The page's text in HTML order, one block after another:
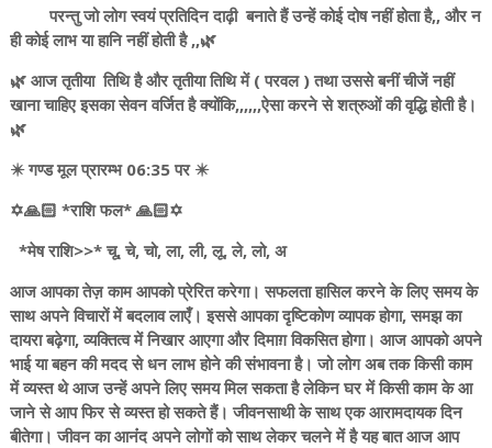
परन्तु जो लोग स्वयं प्रतिदिन दाढ़ी बनाते हैं उन्हें कोई दोष नहीं होता है,, और न
ही कोई लाभ या हानि नहीं होती है ,,🌿
🌿 आज तृतीया तिथि है और तृतीया तिथि में ( परवल ) तथा उससे बनीं चीजें नहीं
खाना चाहिए इसका सेवन वर्जित है क्योंकि,,,,,,ऐसा करने से शत्रुओं की वृद्धि होती है।
🌿
✴️ गण्ड मूल प्रारम्भ 06:35 पर ✴️
✡️🙏🏻 *राशि फल* 🙏🏻✡️
*मेष राशि>>* चू, चे, चो, ला, ली, लू, ले, लो, अ
आज आपका तेज़ काम आपको प्रेरित करेगा। सफलता हासिल करने के लिए समय के
साथ अपने विचारों में बदलाव लाएँ। इससे आपका दृष्टिकोण व्यापक होगा, समझ का
दायरा बढ़ेगा, व्यक्तित्व में निखार आएगा और दिमाग़ विकसित होगा। आज आपको अपने
भाई या बहन की मदद से धन लाभ होने की संभावना है। जो लोग अब तक किसी काम
में व्यस्त थे आज उन्हें अपने लिए समय मिल सकता है लेकिन घर में किसी काम के आ
जाने से आप फिर से व्यस्त हो सकते हैं। जीवनसाथी के साथ एक आरामदायक दिन
बीतेगा। जीवन का आनंंद अपने लोगों को साथ लेकर चलने में है यह बात आज आप